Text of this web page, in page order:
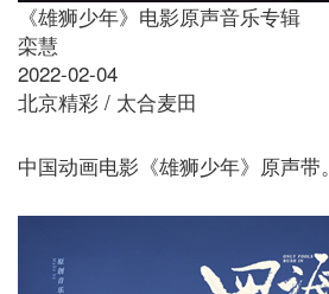
《雄狮少年》电影原声音乐专辑
栾慧
2022-02-04
北京精彩 / 太合麦田
中国动画电影《雄狮少年》原声带。